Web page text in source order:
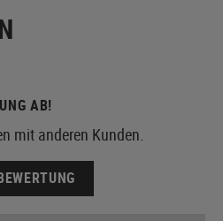
AB!
mit anderen Kunden.